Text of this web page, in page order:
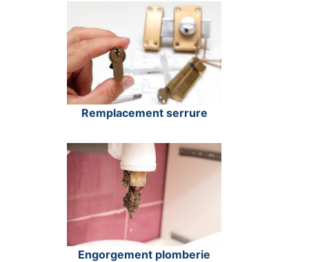
Remplacement serrure
Engorgement plomberie